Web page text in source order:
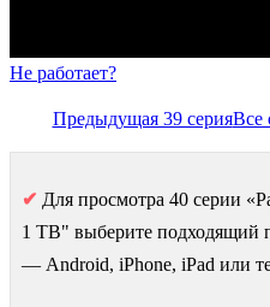
Не работает?
Предыдущая 39 серияВсе
✔ Для просмотра 40 серии
1 ТВ" выберите подходящий
— Android, iPhone, iPad или